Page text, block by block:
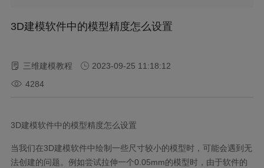
3D建模软件中的模型精度怎么设置
三维建模教程
2023-09-25 11:18:12
4284
3D建模软件中的模型精度怎么设置
当我们在3D建模软件中绘制一些尺寸较小的模型时，可能会遇到无
法创建的问题。例如尝试拉伸一个0.05mm的模型时，由于软件的